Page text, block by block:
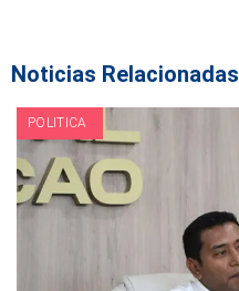
Noticias Relacionadas
POLITICA